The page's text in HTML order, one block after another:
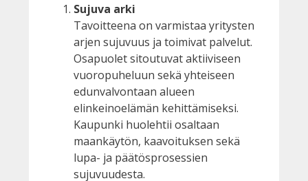
Sujuva arki
Tavoitteena on varmistaa yritysten
arjen sujuvuus ja toimivat palvelut.
Osapuolet sitoutuvat aktiiviseen
vuoropuheluun sekä yhteiseen
edunvalvontaan alueen
elinkeinoelämän kehittämiseksi.
Kaupunki huolehtii osaltaan
maankäytön, kaavoituksen sekä
lupa- ja päätösprosessien
sujuvuudesta.